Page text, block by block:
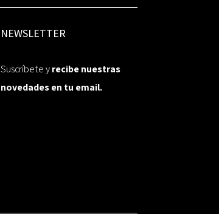
NEWSLETTER
Suscríbete yrecibe nuestras
novedades en tu email.